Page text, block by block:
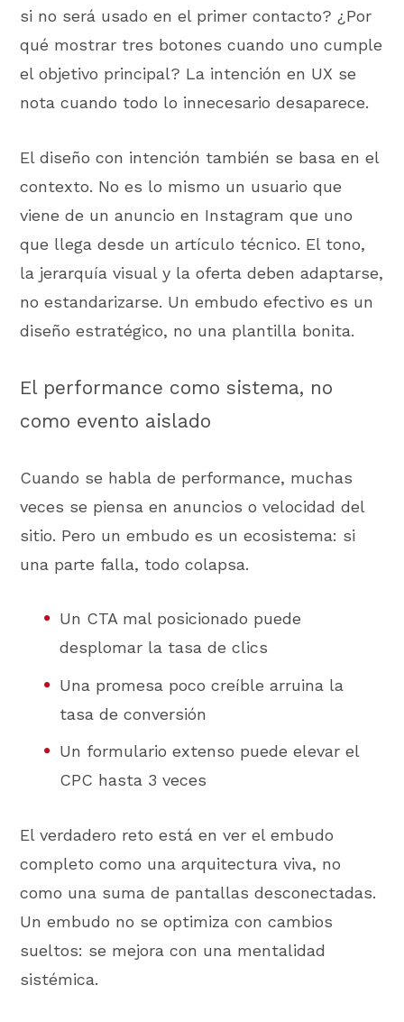
si no será usado en el primer contacto? ¿Por
qué mostrar tres botones cuando uno cumple
el objetivo principal? La intención en UX se
nota cuando todo lo innecesario desaparece.
El diseño con intención también se basa en el
contexto. No es lo mismo un usuario que
viene de un anuncio en Instagram que uno
que llega desde un artículo técnico. El tono,
la jerarquía visual y la oferta deben adaptarse,
no estandarizarse. Un embudo efectivo es un
diseño estratégico, no una plantilla bonita.
El performance como sistema, no
como evento aislado
Cuando se habla de performance, muchas
veces se piensa en anuncios o velocidad del
sitio. Pero un embudo es un ecosistema: si
una parte falla, todo colapsa.
Un CTA mal posicionado puede
desplomar la tasa de clics
Una promesa poco creíble arruina la
tasa de conversión
Un formulario extenso puede elevar el
CPC hasta 3 veces
El verdadero reto está en ver el embudo
completo como una arquitectura viva, no
como una suma de pantallas desconectadas.
Un embudo no se optimiza con cambios
sueltos: se mejora con una mentalidad
sistémica.